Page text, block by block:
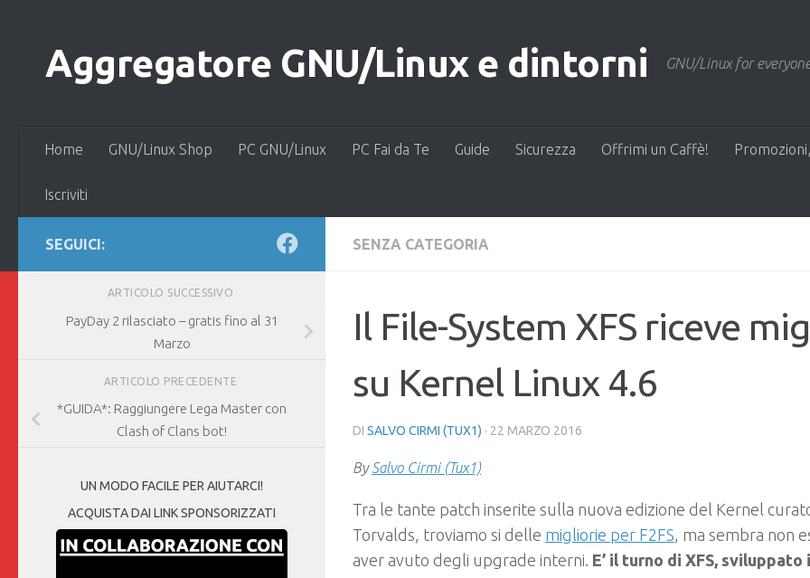
Aggregatore GNU/Linux e dintorni GNU/Linux for
Home GNU/Linux Shop PC GNU/Linux PC Fai da Te Guide Sicurezza Offrimi un Caffè!
Iscriviti
SENZA CATEGORIA
Il File-System XFS riceve
su Kernel Linux 4.6
DI SALVO CIRMI (TUX1) · 22 MARZO 2016
BySalvo Cirmi (Tux1)
Tra le tante patch inserite sulla nuova edizione del Kernel
Torvalds, troviamo si delle migliorie per F2FS, ma sembra non
aver avuto degli upgrade interni. E’ il turno di XFS, sviluppato
SEGUICI:
ARTICOLO SUCCESSIVO
PayDay 2 rilasciato – gratis fino al 31
Marzo
ARTICOLO PRECEDENTE
*GUIDA*: Raggiungere Lega Master con
Clash of Clans bot!
UN MODO FACILE PER AIUTARCI!
ACQUISTA DAI LINK SPONSORIZZATI